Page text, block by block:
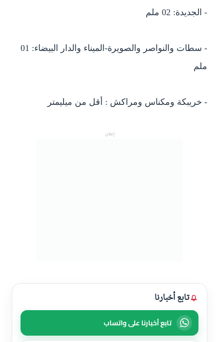
- الجديدة: 02 ملم
- سطات والنواصر والصويرة-الميناء والدار البيضاء: 01
ملم
- خريبكة ومكناس ومراكش : أقل من ميليمتر
إعلان
تابع أخبارنا
تابع أخبارنا على واتساب